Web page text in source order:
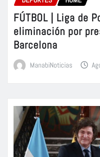
FÚTBOL | Liga de
eliminación por
Barcelona
ManabiNoticias